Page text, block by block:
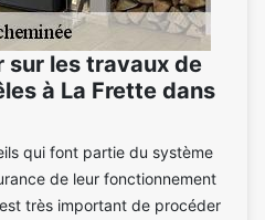
sur les travaux de
à La Frette dans
qui font partie du système
de leur fonctionnement
très important de procéder